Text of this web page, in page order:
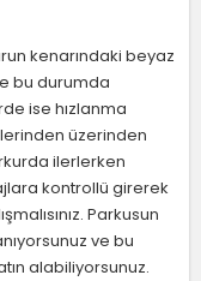
kenarındaki beyaz
bu durumda
ise hızlanma
üzerinden
ilerlerken
kontrollü girerek
Parkusun
ve bu
alabiliyorsunuz.